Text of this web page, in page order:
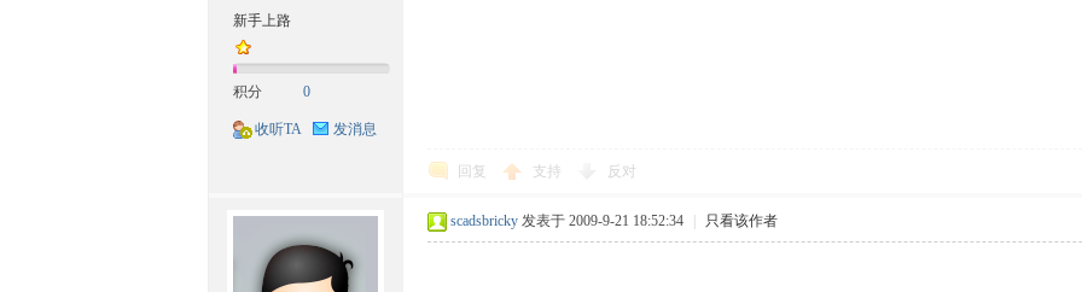
新手上路
积分 0
收听TA 发消息
回复 支持 反对
scadsbricky 发表于 2009-9-21 18:52:34 只看该作者